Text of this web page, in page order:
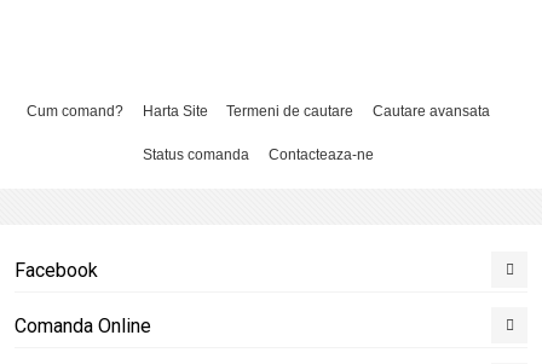
Cum comand? Harta Site Termeni de cautare Cautare avansata
Status comanda Contacteaza-ne
Facebook
Comanda Online